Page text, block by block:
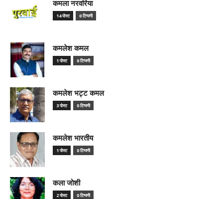
कमला नरवरिया
14 पोस्ट 0 टिप्पणी
कमलेश कमल
1 पोस्ट 0 टिप्पणी
कमलेश भट्ट कमल
3 पोस्ट 0 टिप्पणी
कमलेश भारतीय
1 पोस्ट 0 टिप्पणी
कला जोशी
2 पोस्ट 0 टिप्पणी